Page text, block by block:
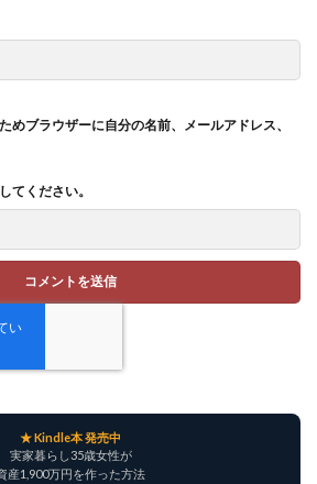
めブラウザーに自分の名前、メールアドレス、
てください。
★ Kindle本 発売中
実家暮らし35歳女性が
産1,900万円を作った方法